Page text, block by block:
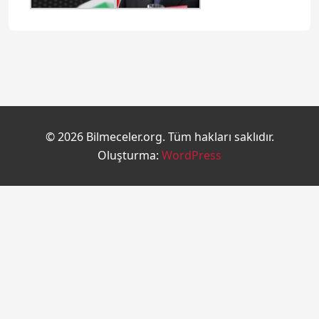
© 2026 Bilmeceler.org. Tüm hakları saklıdır.
Oluşturma: WordPress